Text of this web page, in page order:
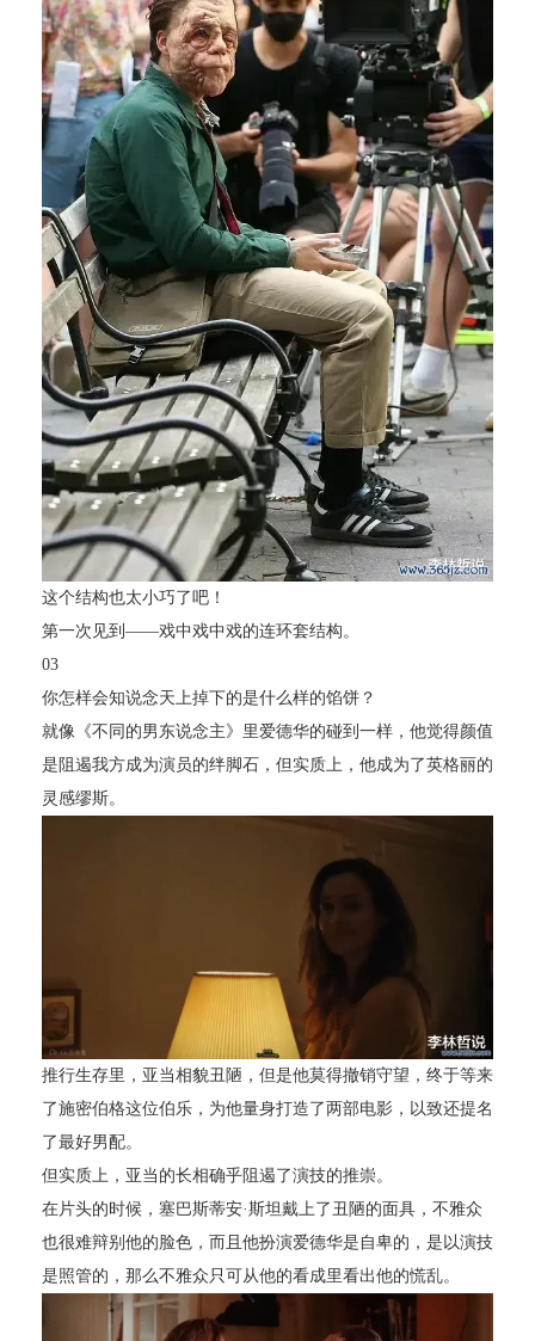
这个结构也太小巧了吧！
第一次见到——戏中戏中戏的连环套结构。
03
你怎样会知说念天上掉下的是什么样的馅饼？
就像《不同的男东说念主》里爱德华的碰到一样，他觉得颜值
是阻遏我方成为演员的绊脚石，但实质上，他成为了英格丽的
灵感缪斯。
推行生存里，亚当相貌丑陋，但是他莫得撤销守望，终于等来
了施密伯格这位伯乐，为他量身打造了两部电影，以致还提名
了最好男配。
但实质上，亚当的长相确乎阻遏了演技的推崇。
在片头的时候，塞巴斯蒂安·斯坦戴上了丑陋的面具，不雅众
也很难辩别他的脸色，而且他扮演爱德华是自卑的，是以演技
是照管的，那么不雅众只可从他的看成里看出他的慌乱。